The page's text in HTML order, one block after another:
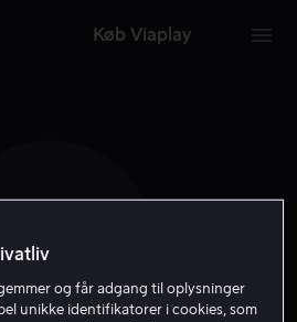
Køb Viaplay
O P
og får adgang til oplysninger
unikke identifikatorer i cookies, som